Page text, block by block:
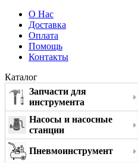
О Нас
Доставка
Оплата
Помощь
Контакты
Каталог
Запчасти для
инструмента
Насосы и насосные
станции
Пневмоинструмент